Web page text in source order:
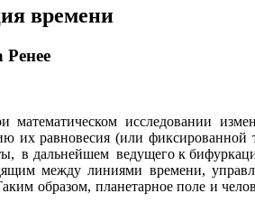
времени
Ренее
исследовании
их равновесия (или
в дальнейшем ведущего к
между линиями времени,
образом, планетарное поле и